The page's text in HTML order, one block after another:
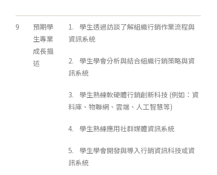
9
預期學
生專業
成長描
述
1. 學生透過訪談了解組織行銷作業流程與
資訊系統
2. 學生學會分析與結合組織行銷策略與資
訊系統
3. 學生熟練軟硬體行銷創新科技 (例如：資
料庫、物聯網、雲端、人工智慧等)
4. 學生熟練應用社群媒體資訊系統
5. 學生學會開發與導入行銷資訊科技或資
訊系統